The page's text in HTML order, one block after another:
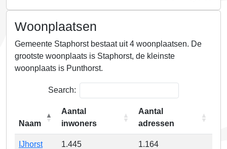
Woonplaatsen
Gemeente Staphorst bestaat uit 4 woonplaatsen. De
grootste woonplaats is Staphorst, de kleinste
woonplaats is Punthorst.
Search:
Naam
Aantal
inwoners
Aantal
adressen
IJhorst 1.445 1.164